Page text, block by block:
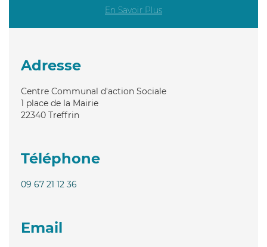
En Savoir Plus
Adresse
Centre Communal d'action Sociale
1 place de la Mairie
22340 Treffrin
Téléphone
09 67 21 12 36
Email